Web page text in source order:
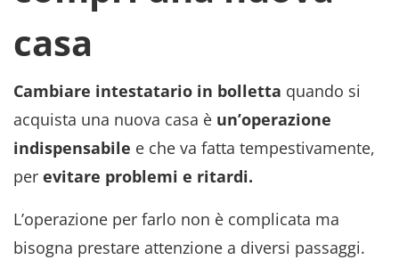
casa
Cambiare intestatario in bolletta quando si
acquista una nuova casa è un’operazione
indispensabile e che va fatta tempestivamente,
per evitare problemi e ritardi.
L’operazione per farlo non è complicata ma
bisogna prestare attenzione a diversi passaggi.